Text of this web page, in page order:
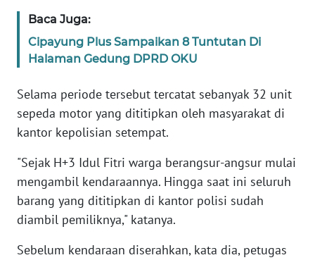
Baca Juga:
Cipayung Plus Sampaikan 8 Tuntutan Di
Halaman Gedung DPRD OKU
Selama periode tersebut tercatat sebanyak 32 unit
sepeda motor yang dititipkan oleh masyarakat di
kantor kepolisian setempat.
"Sejak H+3 Idul Fitri warga berangsur-angsur mulai
mengambil kendaraannya. Hingga saat ini seluruh
barang yang dititipkan di kantor polisi sudah
diambil pemiliknya," katanya.
Sebelum kendaraan diserahkan, kata dia, petugas
WN
JABAR
BANTEN
WN
WN
PAPUA